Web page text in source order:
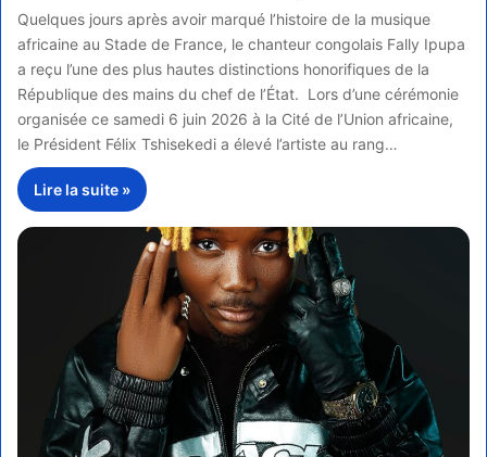
Quelques jours après avoir marqué l’histoire de la musique
africaine au Stade de France, le chanteur congolais Fally Ipupa
a reçu l’une des plus hautes distinctions honorifiques de la
République des mains du chef de l’État. Lors d’une cérémonie
organisée ce samedi 6 juin 2026 à la Cité de l’Union africaine,
le Président Félix Tshisekedi a élevé l’artiste au rang…
Lire la suite »